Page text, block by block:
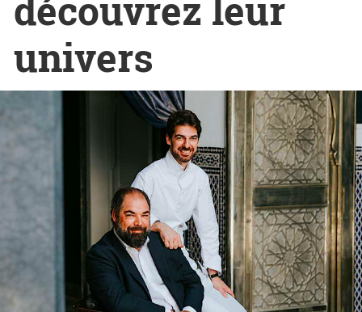
découvrez leur
univers